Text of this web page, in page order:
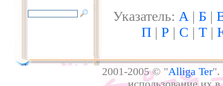
Указатель: А | Б |
П | Р | С | Т |
2001-2005 © "Alliga Ter".